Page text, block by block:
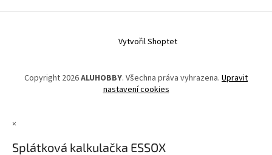
Vytvořil Shoptet
Copyright 2026ALUHOBBY. Všechna práva vyhrazena. Upravit
nastavení cookies
×
Splátková kalkulačka ESSOX